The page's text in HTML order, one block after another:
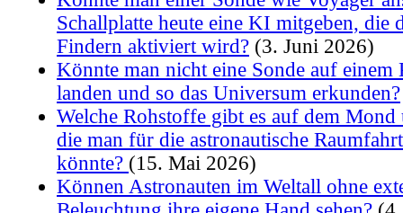
Schallplatte heute eine KI mitgeben, die
Findern aktiviert wird? (3. Juni 2026)
Könnte man nicht eine Sonde auf einem
landen und so das Universum erkunden?
Welche Rohstoffe gibt es auf dem Mond
die man für die astronautische
könnte? (15. Mai 2026)
Können Astronauten im Weltall ohne